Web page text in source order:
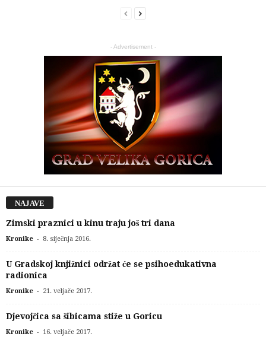
- Advertisement -
NAJAVE
Zimski praznici u kinu traju još tri dana
Kronike - 8. siječnja 2016.
U Gradskoj knjižnici održat će se psihoedukativna
radionica
Kronike - 21. veljače 2017.
Djevojčica sa šibicama stiže u Goricu
Kronike - 16. veljače 2017.